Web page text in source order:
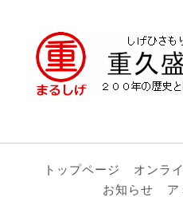
トップページ オンラ
お知らせ
ア